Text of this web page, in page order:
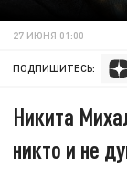
27 ИЮНЯ 01:00
ПОДПИШИТЕСЬ:
Никита
никто и не